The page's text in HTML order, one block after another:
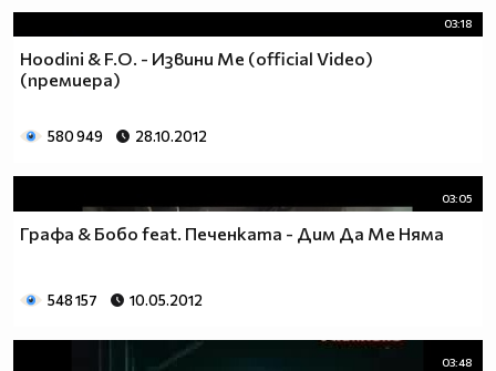
03:18
Hoodini & F.O. - Извини Ме (official Video)
(премиера)
580 949 28.10.2012
03:05
Графа & Бобо feat. Печенката - Дим Да Ме Няма
548 157 10.05.2012
03:48